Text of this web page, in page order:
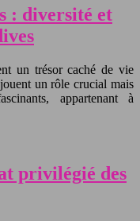
: diversité et
un trésor caché de vie
un rôle crucial mais
appartenant à
privilégié des